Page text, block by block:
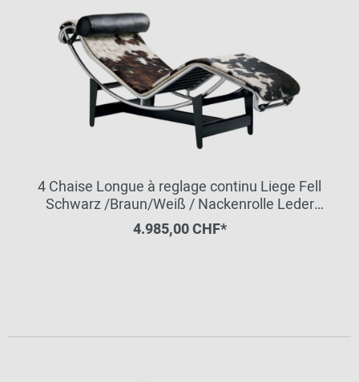
4 Chaise Longue à reglage continu Liege Fell
Schwarz /Braun/Weiß / Nackenrolle Leder
schwarz Cassina VORZUGSKOMBINATION
QUICK-SHIP
4.985,00 CHF*